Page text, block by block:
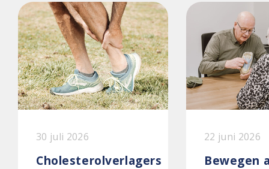
30 juli 2026
Cholesterolverlagers
22 juni 2026
Bewegen